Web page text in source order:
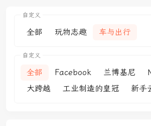
自定义
全部 玩物志趣 车与出行
自定义
全部 Facebook 兰博基尼
大跨越
工业制造的皇冠 新手